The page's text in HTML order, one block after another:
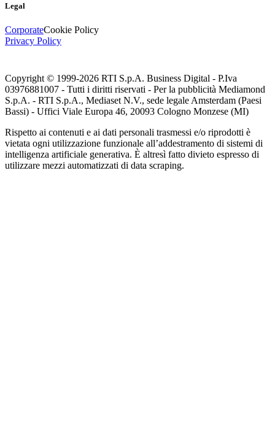
Legal
CorporateCookie Policy
Privacy Policy
Copyright © 1999-2026 RTI S.p.A. Business Digital - P.Iva
03976881007 - Tutti i diritti riservati - Per la pubblicità Mediamond
S.p.A. - RTI S.p.A., Mediaset N.V., sede legale Amsterdam (Paesi
Bassi) - Uffici Viale Europa 46, 20093 Cologno Monzese (MI)
Rispetto ai contenuti e ai dati personali trasmessi e/o riprodotti è
vietata ogni utilizzazione funzionale all’addestramento di sistemi di
intelligenza artificiale generativa. È altresì fatto divieto espresso di
utilizzare mezzi automatizzati di data scraping.